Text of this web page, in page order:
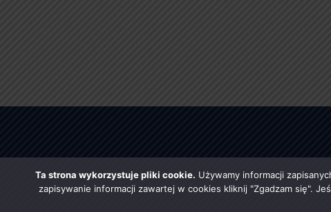
Ta strona wykorzystuje pliki cookie. Używamy informacji
zapisywanie informacji zawartej w cookies kliknij "Zgadzam się".